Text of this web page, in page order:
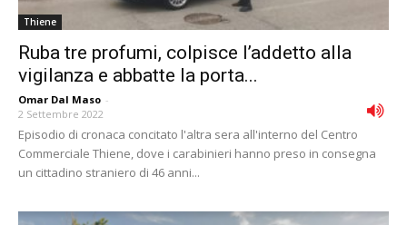
Thiene
Ruba tre profumi, colpisce l’addetto alla
vigilanza e abbatte la porta...
Omar Dal Maso -
2 Settembre 2022
Episodio di cronaca concitato l'altra sera all'interno del Centro
Commerciale Thiene, dove i carabinieri hanno preso in consegna
un cittadino straniero di 46 anni...